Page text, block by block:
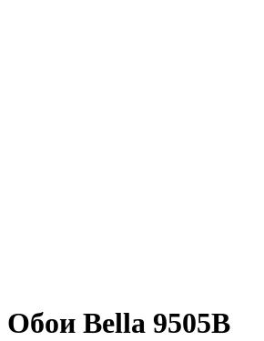
Обои Bella 9505B